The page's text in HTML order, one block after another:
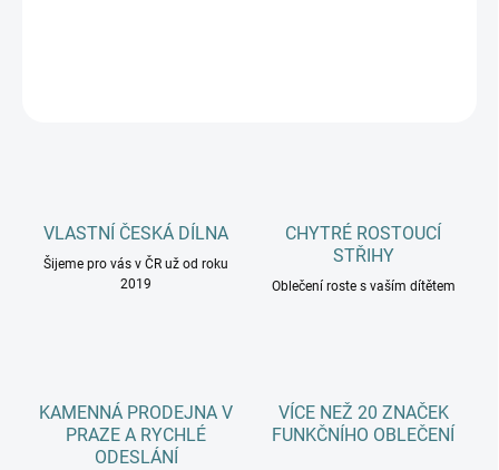
VLASTNÍ ČESKÁ DÍLNA
Šijeme pro vás v ČR už od roku
2019
CHYTRÉ ROSTOUCÍ
STŘIHY
Oblečení roste s vaším dítětem
KAMENNÁ PRODEJNA V
PRAZE A RYCHLÉ
ODESLÁNÍ
VÍCE NEŽ 20 ZNAČEK
FUNKČNÍHO OBLEČENÍ